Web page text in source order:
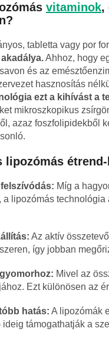
vitaminok,
tabletta vagy por
Ahhoz, hogy
és az
hasznosítás
ezt a kihívást a
mikroszkopikus
azaz foszfolipidekből
lipozómás
Míg a
a lipozómás
Az aktív
így jobban
Mivel az
Ezt különösen az
hatás: A lipozómák
ideig támogathatják a